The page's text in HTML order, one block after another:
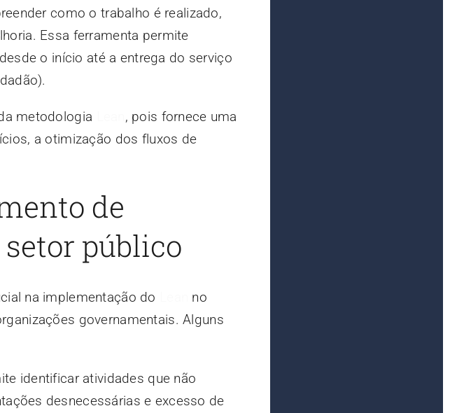
como o trabalho é realizado,
Essa ferramenta permite
o início até a entrega do serviço
metodologia
, pois fornece uma
a otimização dos fluxos de
de
público
na implementação do
no
governamentais. Alguns
identificar atividades que não
desnecessárias e excesso de